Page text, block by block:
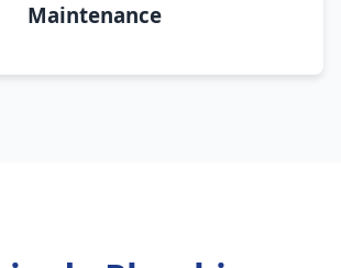
Maintenance